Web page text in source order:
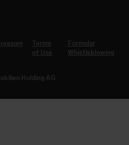
Terms
of Use
Formular
Whistleblowing
Holding AG